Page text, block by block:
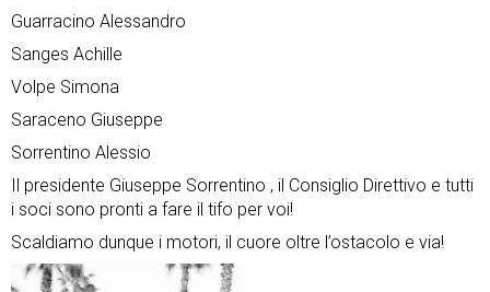
Guarracino Alessandro
Sanges Achille
Volpe Simona
Saraceno Giuseppe
Sorrentino Alessio
Il presidente Giuseppe Sorrentino , il Consiglio Direttivo e tutti
i soci sono pronti a fare il tifo per voi!
Scaldiamo dunque i motori, il cuore oltre l’ostacolo e via!